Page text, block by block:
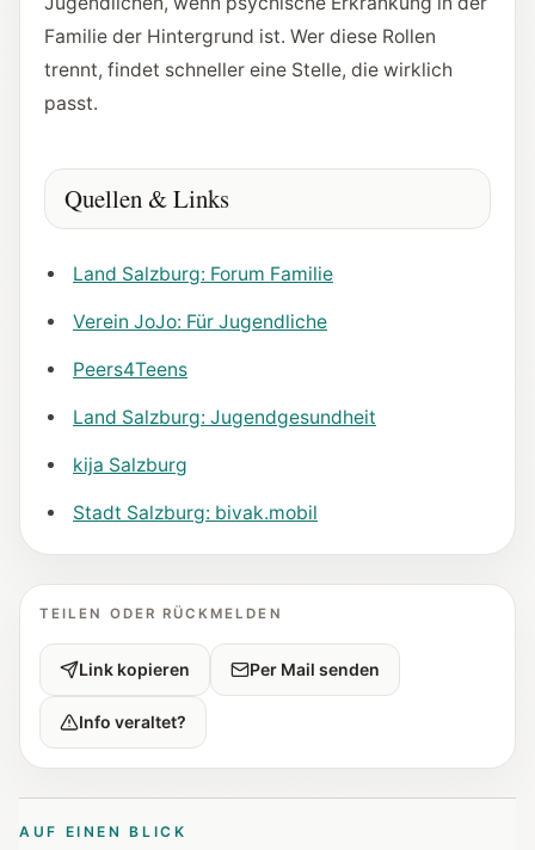
Familie der Hintergrund ist. Wer diese Rollen
trennt, findet schneller eine Stelle, die wirklich
passt.
Quellen & Links
Land Salzburg: Forum Familie
Verein JoJo: Für Jugendliche
Peers4Teens
Land Salzburg: Jugendgesundheit
kija Salzburg
Stadt Salzburg: bivak.mobil
TEILEN ODER RÜCKMELDEN
Link kopieren Per Mail senden
Info veraltet?
AUF EINEN BLICK